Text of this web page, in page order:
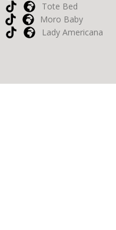
Tote Bed
Moro Baby
Lady Americana